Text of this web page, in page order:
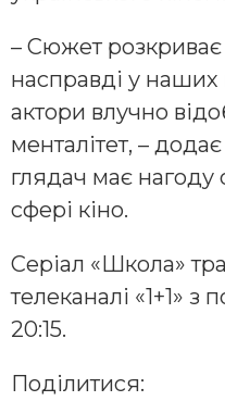
– Сюжет
насправді у
актори влучно
менталітет, –
глядач має
сфері кіно.
Серіал «Школа»
телеканалі «1+1» з
20:15.
Поділитися: